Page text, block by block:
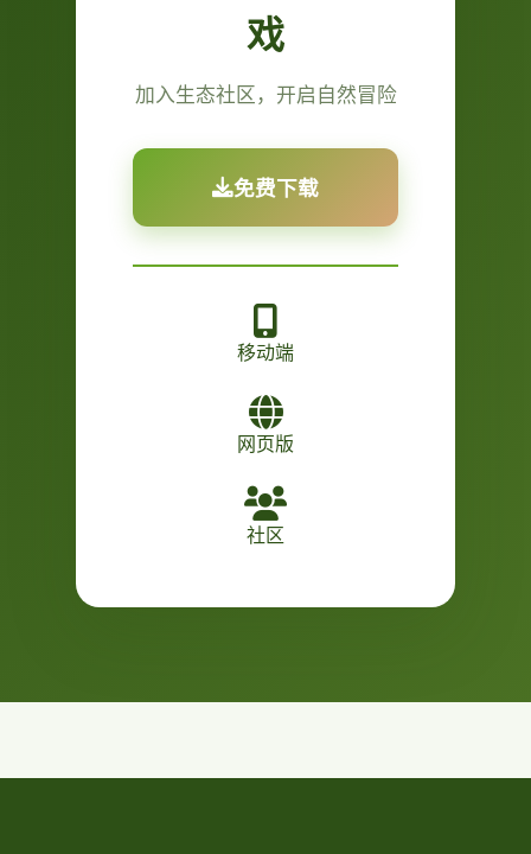
戏
加入生态社区，开启自然冒险
免费下载
移动端
网页版
社区